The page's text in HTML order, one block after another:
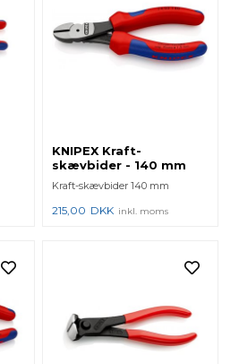
KNIPEX Kraft-
skævbider - 140 mm
Kraft-skævbider 140 mm
215,00 DKK inkl. moms